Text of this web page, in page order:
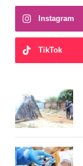
Instagram
TikTok